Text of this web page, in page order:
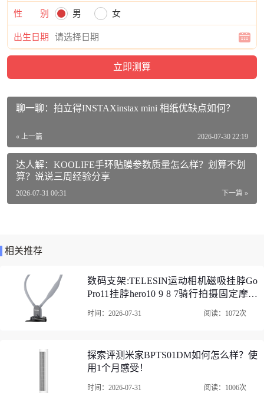
品牌：斯泰克（stiger）
商品名称：斯泰克小米手环5腕带
商品产地：中国大陆
工艺：手工
材质：硅胶
适用型号：小米手环 5
类型：智能手环表带
斯泰克小米手环5腕带智能手环配件口碑评价
现在疫情。能收到已经很不错了。我那个原配的带子断了，
买了这个感觉这个颜色很不错。
性 别 男 女
出生日期
聊一聊：拍立得INSTAXinstax mini 相纸优缺点如何？
« 上一篇 2026-07-30 22:19
达人解：KOOLIFE手环贴膜参数质量怎么样？划算不划
算？说说三周经验分享
下一篇 »
2026-07-31 00:31
相关推荐
数码支架:TELESIN运动相机磁吸挂脖Go
Pro11挂脖hero10 9 8 7骑行拍摄固定摩托
点评推荐
时间：2026-07-31 阅读：1072次
探索评测米家BPTS01DM如何怎么样？使
用1个月感受！
时间：2026-07-31 阅读：1006次